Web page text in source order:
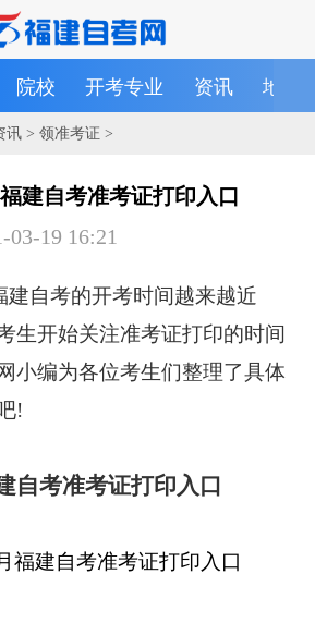
院校 开考专业 资讯 地区
讯> 领准考证 >
建自考准考证打印入口
19 16:21
建自考的开考时间越来越近
生开始关注准考证打印的时间
小编为各位考生们整理了具体
!
自考准考证打印入口